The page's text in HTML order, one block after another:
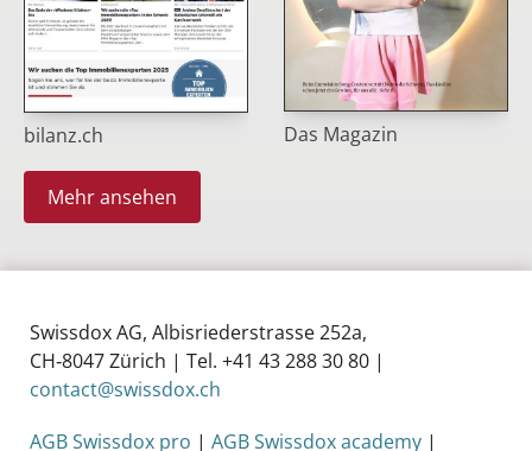
bilanz.ch Das Magazin
Mehr ansehen
Swissdox AG, Albisriederstrasse 252a,
CH‑8047 Zürich | Tel. +41 43 288 30 80 |
contact@swissdox.ch
AGB Swissdox pro | AGB Swissdox academy |